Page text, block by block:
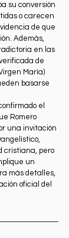
su conversión
o carecen
de que
Además,
en las
de
María)
basarse
el
Romero
una invitación
cristiana, pero
un
más detalles,
oficial del